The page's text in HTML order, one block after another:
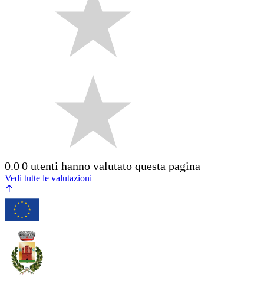
0.00 utenti hanno valutato questa pagina
Vedi tutte le valutazioni